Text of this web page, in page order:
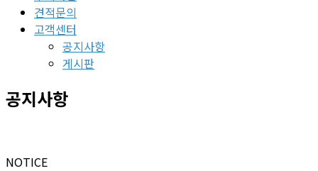
견적문의
고객센터
공지사항
게시판
공지사항
NOTICE